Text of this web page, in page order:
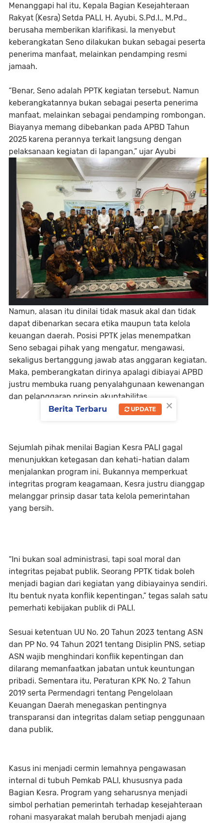
Menanggapi hal itu, Kepala Bagian Kesejahteraan
Rakyat (Kesra) Setda PALI, H. Ayubi, S.Pd.I., M.Pd.,
berusaha memberikan klarifikasi. Ia menyebut
keberangkatan Seno dilakukan bukan sebagai peserta
penerima manfaat, melainkan pendamping resmi
jamaah.
“Benar, Seno adalah PPTK kegiatan tersebut. Namun
keberangkatannya bukan sebagai peserta penerima
manfaat, melainkan sebagai pendamping rombongan.
Biayanya memang dibebankan pada APBD Tahun
2025 karena perannya terkait langsung dengan
pelaksanaan kegiatan di lapangan,” ujar Ayubi
Namun, alasan itu dinilai tidak masuk akal dan tidak
dapat dibenarkan secara etika maupun tata kelola
keuangan daerah. Posisi PPTK jelas menempatkan
Seno sebagai pihak yang mengatur, mengawasi,
sekaligus bertanggung jawab atas anggaran kegiatan.
Maka, pemberangkatan dirinya apalagi dibiayai APBD
justru membuka ruang penyalahgunaan kewenangan
dan pelanggaran prinsip akuntabilitas.
Sejumlah pihak menilai Bagian Kesra PALI gagal
menunjukkan ketegasan dan kehati-hatian dalam
menjalankan program ini. Bukannya memperkuat
integritas program keagamaan, Kesra justru dianggap
melanggar prinsip dasar tata kelola pemerintahan
yang bersih.
“Ini bukan soal administrasi, tapi soal moral dan
integritas pejabat publik. Seorang PPTK tidak boleh
menjadi bagian dari kegiatan yang dibiayainya sendiri.
Itu bentuk nyata konflik kepentingan,” tegas salah satu
pemerhati kebijakan publik di PALI.
Sesuai ketentuan UU No. 20 Tahun 2023 tentang ASN
dan PP No. 94 Tahun 2021 tentang Disiplin PNS, setiap
ASN wajib menghindari konflik kepentingan dan
dilarang memanfaatkan jabatan untuk keuntungan
pribadi. Sementara itu, Peraturan KPK No. 2 Tahun
2019 serta Permendagri tentang Pengelolaan
Keuangan Daerah menegaskan pentingnya
transparansi dan integritas dalam setiap penggunaan
dana publik.
Kasus ini menjadi cermin lemahnya pengawasan
internal di tubuh Pemkab PALI, khususnya pada
Bagian Kesra. Program yang seharusnya menjadi
simbol perhatian pemerintah terhadap kesejahteraan
rohani masyarakat malah berubah menjadi ajang
×
Berita Terbaru UPDATE